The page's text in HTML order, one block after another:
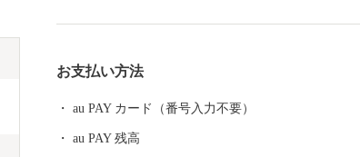
全や環境調和型の循環社会実現への取り組みを進めて
域の主力産業として地域経済の核となっています。 こ
お支払い方法
au PAY カード（番号入力不要）
au PAY 残高